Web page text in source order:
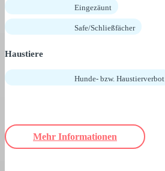
Eingezäunt
Safe/Schließfächer
Haustiere
Hunde- bzw. Haustierverbot
Mehr Informationen